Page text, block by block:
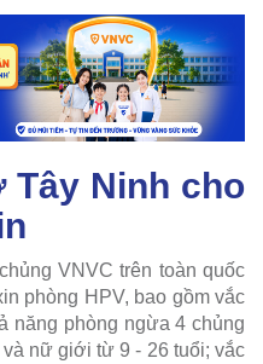
Tây Ninh cho
VNVC trên toàn quốc
phòng HPV, bao gồm vắc
năng phòng ngừa 4 chủng
nữ giới từ 9 - 26 tuổi; vắc